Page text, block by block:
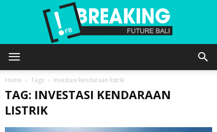
Home Tags Investasi kendaraan listrik
TAG: INVESTASI KENDARAAN
LISTRIK